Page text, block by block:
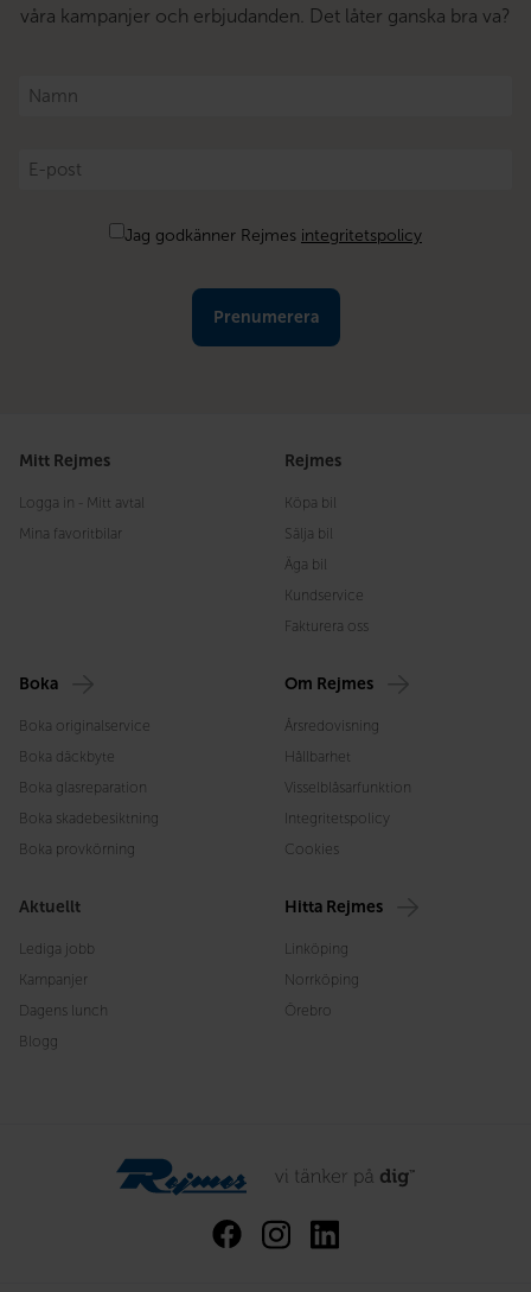
våra kampanjer och erbjudanden. Det låter ganska bra va?
Namn
E-
post
Jag godkänner Rejmes integritetspolicy
Mitt Rejmes
Logga in - Mitt avtal
Mina favoritbilar
Rejmes
Köpa bil
Sälja bil
Äga bil
Kundservice
Fakturera oss
Boka
Boka originalservice
Boka däckbyte
Boka glasreparation
Boka skadebesiktning
Boka provkörning
Om Rejmes
Årsredovisning
Hållbarhet
Visselblåsarfunktion
Integritetspolicy
Cookies
Aktuellt
Lediga jobb
Kampanjer
Dagens lunch
Blogg
Hitta Rejmes
Linköping
Norrköping
Örebro